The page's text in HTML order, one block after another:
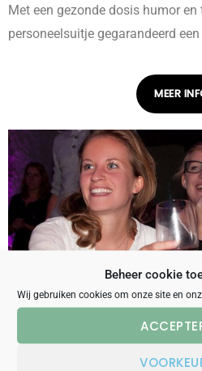
Beheer cookie
Wij gebruiken cookies om onze site en
Met een gezonde dosis humor
personeelsuitje gegarandeerd
MEER
PUBQUIZ IN